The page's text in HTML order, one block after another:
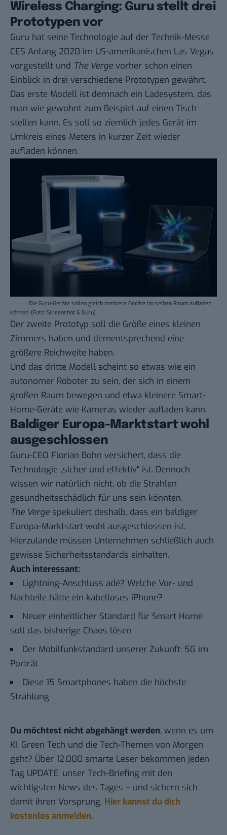
Wireless Charging: Guru stellt drei
Prototypen vor
Guru hat seine Technologie auf der Technik-Messe
CES Anfang 2020 im US-amerikanischen Las Vegas
vorgestellt und The Vergevorher schon einen
Einblick in drei verschiedene Prototypen gewährt.
Das erste Modell ist demnach ein Ladesystem, das
man wie gewohnt zum Beispiel auf einen Tisch
stellen kann. Es soll so ziemlich jedes Gerät im
Umkreis eines Meters in kurzer Zeit wieder
aufladen können.
Die Guru-Geräte sollen gleich mehrere Geräte im selben Raum aufladen
können. (Foto: Screenshot & Guru)
Der zweite Prototyp soll die Größe eines kleinen
Zimmers haben und dementsprechend eine
größere Reichweite haben.
Und das dritte Modell scheint so etwas wie ein
autonomer Roboter zu sein, der sich in einem
großen Raum bewegen und etwa kleinere Smart-
Home-Geräte wie Kameras wieder aufladen kann.
Baldiger Europa-Marktstart wohl
ausgeschlossen
Guru-CEO Florian Bohn versichert, dass die
Technologie „sicher und effektiv“ ist. Dennoch
wissen wir natürlich nicht, ob die Strahlen
gesundheitsschädlich für uns sein könnten.
The Vergespekuliert deshalb, dass ein baldiger
Europa-Marktstart wohl ausgeschlossen ist.
Hierzulande müssen Unternehmen schließlich auch
gewisse Sicherheitsstandards einhalten.
Auch interessant:
Lightning-Anschluss adé? Welche Vor- und
Nachteile hätte ein kabelloses iPhone?
Neuer einheitlicher Standard für Smart Home
soll das bisherige Chaos lösen
Der Mobilfunkstandard unserer Zukunft: 5G im
Porträt
Diese 15 Smartphones haben die höchste
Strahlung
Du möchtest nicht abgehängt werden, wenn es um
KI, Green Tech und die Tech-Themen von Morgen
geht? Über 12.000 smarte Leser bekommen jeden
Tag UPDATE, unser Tech-Briefing mit den
wichtigsten News des Tages – und sichern sich
damit ihren Vorsprung. Hier kannst du dich
kostenlos anmelden.